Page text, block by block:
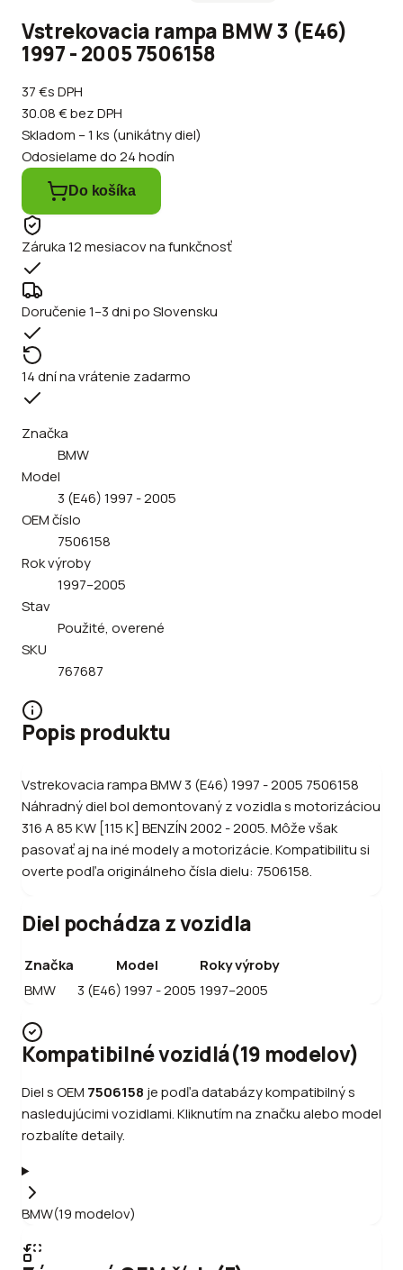
Vstrekovacia rampa BMW 3 (E46)
1997 - 2005 7506158
37 €s DPH
30.08 €bez DPH
Skladom – 1 ks (unikátny diel)
Odosielame do 24 hodín
Do košíka
Záruka 12 mesiacov na funkčnosť
Doručenie 1–3 dni po Slovensku
14 dní na vrátenie zadarmo
Značka
BMW
Model
3 (E46) 1997 - 2005
OEM číslo
7506158
Rok výroby
1997–2005
Stav
Použité, overené
SKU
767687
Popis produktu
Vstrekovacia rampa BMW 3 (E46) 1997 - 2005 7506158
Náhradný diel bol demontovaný z vozidla s motorizáciou
316 A 85 KW [115 K] BENZÍN 2002 - 2005. Môže však
pasovať aj na iné modely a motorizácie. Kompatibilitu si
overte podľa originálneho čísla dielu: 7506158.
Diel pochádza z vozidla
Značka Model
Roky výroby
BMW
3 (E46) 1997 - 2005 1997–2005
Kompatibilné vozidlá(19 modelov)
Diel s OEM 7506158 je podľa databázy kompatibilný s
nasledujúcimi vozidlami. Kliknutím na značku alebo model
rozbalíte detaily.
BMW(19modelov)